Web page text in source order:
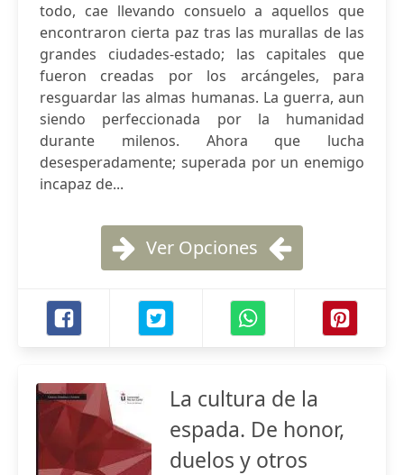
todo, cae llevando consuelo a aquellos que
encontraron cierta paz tras las murallas de las
grandes ciudades-estado; las capitales que
fueron creadas por los arcángeles, para
resguardar las almas humanas. La guerra, aun
siendo perfeccionada por la humanidad
durante milenos. Ahora que lucha
desesperadamente; superada por un enemigo
incapaz de...
Ver Opciones
La cultura de la
espada. De honor,
duelos y otros